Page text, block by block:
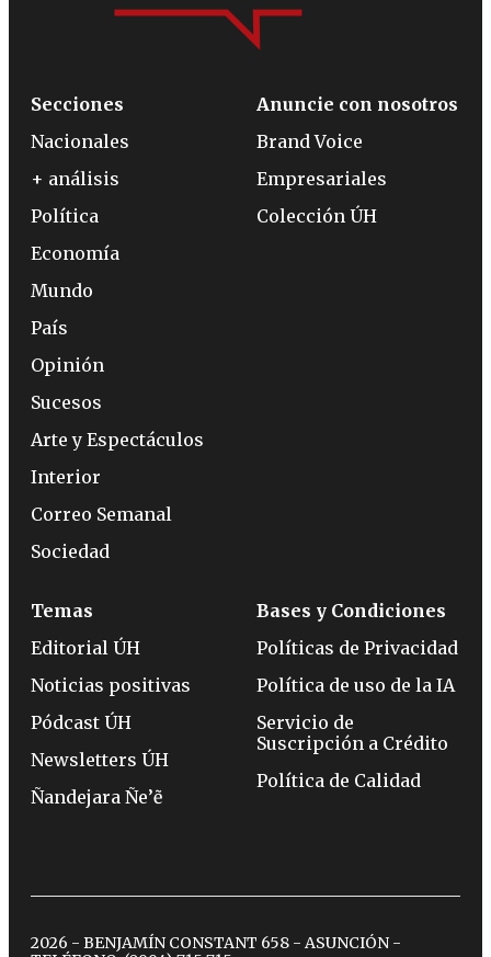
Secciones
Nacionales
+ análisis
Política
Economía
Mundo
País
Opinión
Sucesos
Arte y Espectáculos
Interior
Correo Semanal
Sociedad
Anuncie con nosotros
Brand Voice
Empresariales
Colección ÚH
Temas
Editorial ÚH
Noticias positivas
Pódcast ÚH
Newsletters ÚH
Ñandejara Ñe’ẽ
Bases y Condiciones
Políticas de Privacidad
Política de uso de la IA
Servicio de
Suscripción a Crédito
Política de Calidad
2026 - BENJAMÍN CONSTANT 658 - ASUNCIÓN -